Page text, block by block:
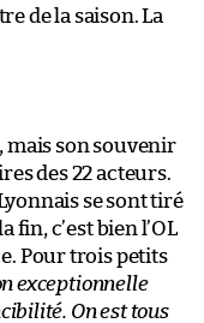
de la saison. La
mais son souvenir
des 22 acteurs.
se sont tiré
fin, c’est bien l’OL
Pour trois petits
exceptionnelle
On est tous